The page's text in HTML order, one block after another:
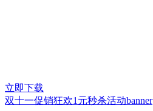
立即下载
双十一促销狂欢1元秒杀活动banner